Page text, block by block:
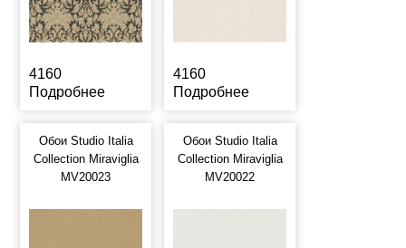
4160
Подробнее
4160
Подробнее
Обои Studio Italia
Collection Miraviglia
MV20023
Обои Studio Italia
Collection Miraviglia
MV20022